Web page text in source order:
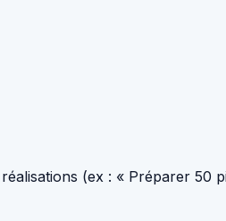
(ex : « Préparer 50